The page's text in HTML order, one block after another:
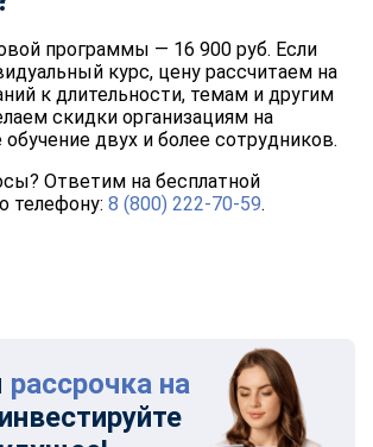
программы — 16 900 руб. Если
курс, цену рассчитаем на
к длительности, темам и другим
скидки организациям на
двух и более сотрудников.
Ответим на бесплатной
телефону: 8 (800) 222-70-59.
рассрочка на